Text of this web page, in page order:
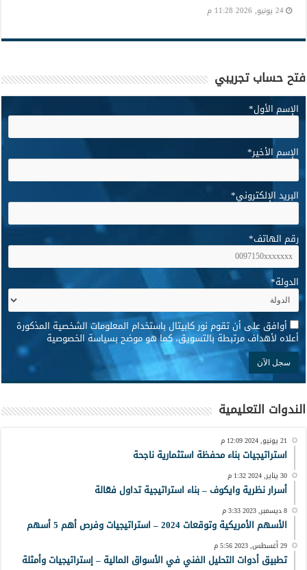
24 يونيو, 2026 11:28 م
فتح حساب تجريبي
الإسم الأول*
الإسم الأخير*
البريد الإلكتروني*
رقم الهاتف*
الدولة*
* أوافق على أن تقوم نور كابيتال باستخدام المعلومات الشخصية المذكورة
أعلاه لأهداف مرتبطة بالتسويق، كما هو موضح بسياسة الخصوصية
الندوات التعليمية
21 يونيو, 2024 12:09 م
استراتيجيات بناء محفظة استثمارية ناجحة
30 يناير, 2024 1:32 م
أسرار نظرية وايكوف – بناء استراتيجية تداول فعّالة
8 ديسمبر, 2023 3:33 م
الأسهم الأمريكية وتوقعات 2024 – استراتيجيات وفرص أهم 5 أسهم
29 أغسطس, 2023 5:56 م
تطبيق أدوات التحليل الفني في الأسواق المالية – إستراتيجيات وأمثلة